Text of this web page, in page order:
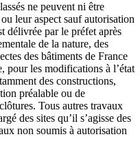
ne peuvent ni être
leur aspect sauf autorisation
délivrée par le préfet après
de la nature, des
des bâtiments de France
pour les modifications à l’état
des constructions,
préalable ou de
Tous autres travaux
des sites qu’il s’agisse des
non soumis à autorisation